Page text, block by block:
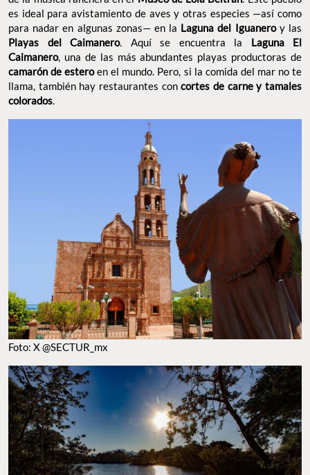
camarón de estero
en el mundo. Pero, si la comida del mar no te
llama, también hay restaurantes concortes de carne y tamales
colorados
FOTO: X @SECTUR_MX